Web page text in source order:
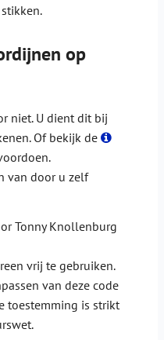
op
niet. U dient dit bij
Of bekijk de
van door u zelf
Tonny Knollenburg
vrij te gebruiken.
van deze code
toestemming is strikt